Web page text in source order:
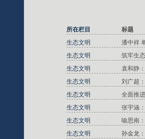
所在栏目 标题
生态文明
潘中祥
生态文明
筑牢生
生态文明
袁和静
生态文明
刘广超
生态文明
全面推
生态文明
张宇涵
生态文明
喻思南
生态文明
孙金龙